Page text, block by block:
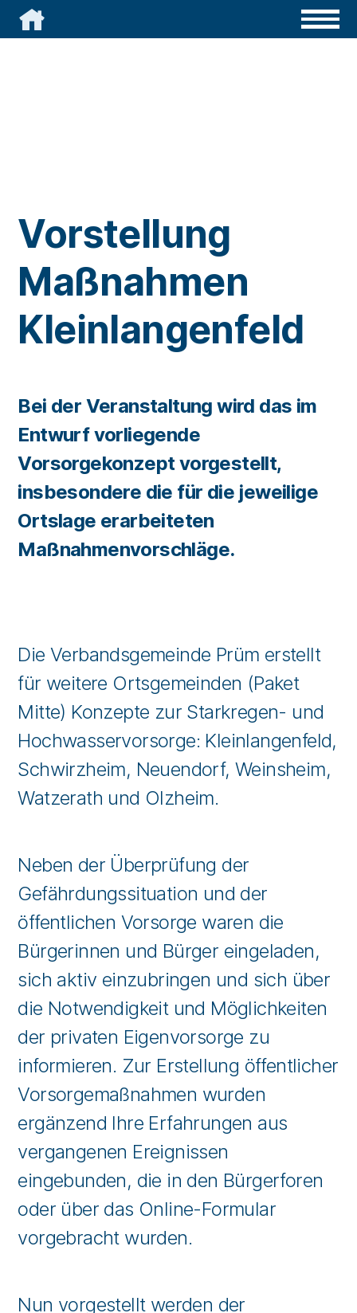

Vorstellung
Maßnahmen
Kleinlangenfeld
Bei der Veranstaltung wird das im
Entwurf vorliegende
Vorsorgekonzept vorgestellt,
insbesondere die für die jeweilige
Ortslage erarbeiteten
Maßnahmenvorschläge.
Die Verbandsgemeinde Prüm erstellt
für weitere Ortsgemeinden (Paket
Mitte) Konzepte zur Starkregen- und
Hochwasservorsorge: Kleinlangenfeld,
Schwirzheim, Neuendorf, Weinsheim,
Watzerath und Olzheim.
Neben der Überprüfung der
Gefährdungssituation und der
öffentlichen Vorsorge waren die
Bürgerinnen und Bürger eingeladen,
sich aktiv einzubringen und sich über
die Notwendigkeit und Möglichkeiten
der privaten Eigenvorsorge zu
informieren. Zur Erstellung öffentlicher
Vorsorgemaßnahmen wurden
ergänzend Ihre Erfahrungen aus
vergangenen Ereignissen
eingebunden, die in den Bürgerforen
oder über das Online-Formular
vorgebracht wurden.
Nun vorgestellt werden der